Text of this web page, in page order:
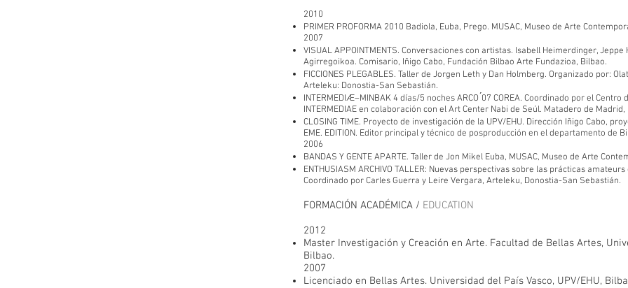
2010
PRIMER PROFORMA 2010 Badiola, Euba, Prego. MUSAC, Museo de Arte
2007
VISUAL APPOINTMENTS. Conversaciones con artistas. Isabell Heimerdinger,
Agirregoikoa. Comisario, Iñigo Cabo, Fundación Bilbao Arte Fundazioa, Bilbao.
FICCIONES PLEGABLES. Taller de Jorgen Leth y Dan Holmberg. Organizado por:
Arteleku: Donostia-San Sebastián.
INTERMEDIÆ–MINBAK 4 días/5 noches ARCO ́07 COREA. Coordinado por el
INTERMEDIAE en colaboración con el Art Center Nabi de Seúl. Matadero de Madrid,
CLOSING TIME. Proyecto de investigación de la UPV/EHU. Dirección Iñigo Cabo,
EME. EDITION. Editor principal y técnico de posproducción en el departamento de
2006
BANDAS Y GENTE APARTE. Taller de Jon Mikel Euba, MUSAC, Museo de Arte
ENTHUSIASM ARCHIVO TALLER: Nuevas perspectivas sobre las prácticas
Coordinado por Carles Guerra y Leire Vergara, Arteleku, Donostia-San Sebastián.
FORMACIÓN ACADÉMICA / EDUCATION
2012
Master Investigación y Creación en Arte. Facultad de Bellas Artes,
Bilbao.
2007
Licenciado en Bellas Artes. Universidad del País Vasco, UPV/EHU,